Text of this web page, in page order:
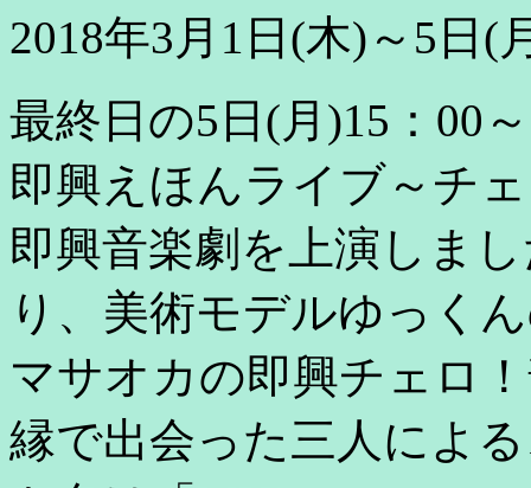
2018年3月1日(木)～5日(
最終日の5日(月)15：00～
即興えほんライブ～チ
即興音楽劇を上演しま
り、美術モデルゆっく
マサオカの即興チェロ
縁で出会った三人によ